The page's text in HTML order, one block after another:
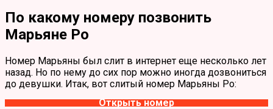
По какому номеру позвонить
Марьяне Ро
Номер Марьяны был слит в интернет еще несколько лет
назад. Но по нему до сих пор можно иногда дозвониться
до девушки. Итак, вот слитый номер Марьяны Ро:
Открыть номер